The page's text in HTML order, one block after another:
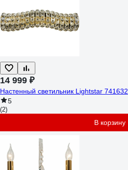
14 999 ₽
Настенный светильник Lightstar 741632
5
(2)
В корзину